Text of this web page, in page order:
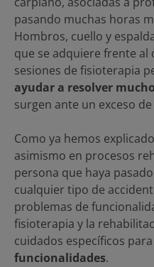
pasando muchas horas
Hombros, cuello y
que se adquiere frente al
sesiones de fisioterapia
ayudar a resolver
surgen ante un exceso
Como ya hemos
asimismo en procesos
persona que haya
cualquier tipo de
problemas de
fisioterapia y la
cuidados específicos para
funcionalidades.